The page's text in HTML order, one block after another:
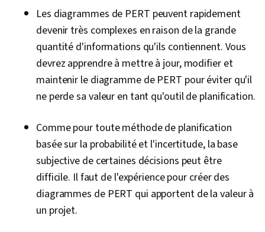
Les diagrammes de PERT peuvent rapidement
devenir très complexes en raison de la grande
quantité d'informations qu'ils contiennent. Vous
devrez apprendre à mettre à jour, modifier et
maintenir le diagramme de PERT pour éviter qu'il
ne perde sa valeur en tant qu'outil de planification.
Comme pour toute méthode de planification
basée sur la probabilité et l'incertitude, la base
subjective de certaines décisions peut être
difficile. Il faut de l'expérience pour créer des
diagrammes de PERT qui apportent de la valeur à
un projet.